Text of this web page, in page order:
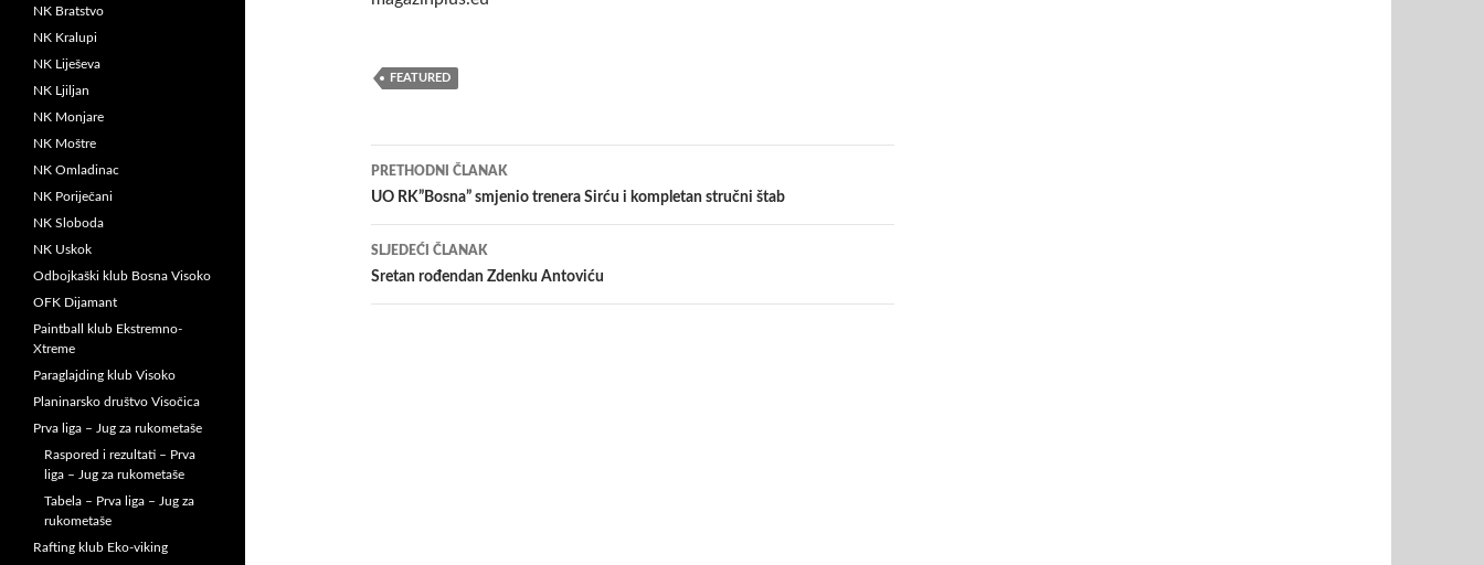
FEATURED
Navigacija
članaka
PRETHODNI ČLANAK
UO RK”Bosna” smjenio trenera Sirću i kompletan stručni štab
SLJEDEĆI ČLANAK
Sretan rođendan Zdenku Antoviću
NK Bratstvo
NK Kralupi
NK Liješeva
NK Ljiljan
NK Monjare
NK Moštre
NK Omladinac
NK Poriječani
NK Sloboda
NK Uskok
Odbojkaški klub Bosna Visoko
OFK Dijamant
Paintball klub Ekstremno-
Xtreme
Paraglajding klub Visoko
Planinarsko društvo Visočica
Prva liga – Jug za rukometaše
Raspored i rezultati – Prva
liga – Jug za rukometaše
Tabela – Prva liga – Jug za
rukometaše
Rafting klub Eko-viking